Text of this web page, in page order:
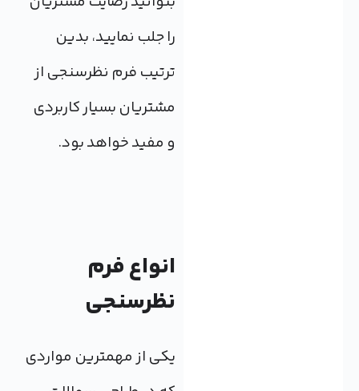
را جلب نمایید، بدین
ترتیب فرم نظرسنجی از
مشتریان بسیار کاربردی
و مفید خواهد بود.
انواع فرم
نظرسنجی
یکی از مهمترین مواردی